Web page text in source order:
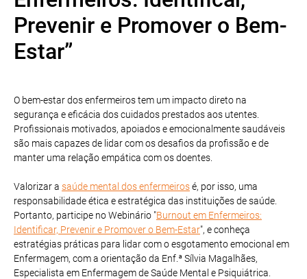
Prevenir e Promover o Bem-
Estar”
O bem-estar dos enfermeiros tem um impacto direto na
segurança e eficácia dos cuidados prestados aos utentes.
Profissionais motivados, apoiados e emocionalmente saudáveis
são mais capazes de lidar com os desafios da profissão e de
manter uma relação empática com os doentes.
Valorizar a saúde mental dos enfermeirosé, por isso, uma
responsabilidade ética e estratégica das instituições de saúde.
Portanto, participe no Webinário "Burnout em Enfermeiros:
Identificar, Prevenir e Promover o Bem-Estar", e conheça
estratégias práticas para lidar com o esgotamento emocional em
Enfermagem, com a orientação da Enf.ª Sílvia Magalhães,
Especialista em Enfermagem de Saúde Mental e Psiquiátrica.